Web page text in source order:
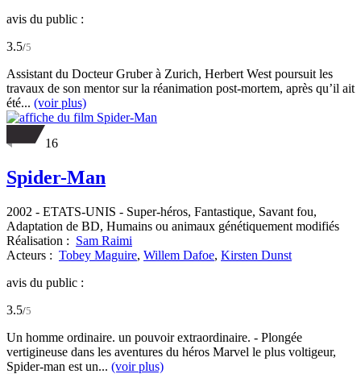
avis du public :
3.5/5
Assistant du Docteur Gruber à Zurich, Herbert West poursuit les
travaux de son mentor sur la réanimation post-mortem, après qu’il ait
été... (voir plus)
16
Spider-Man
2002 - ETATS-UNIS - Super-héros, Fantastique, Savant fou,
Adaptation de BD, Humains ou animaux génétiquement modifiés
Réalisation : Sam Raimi
Acteurs : Tobey Maguire, Willem Dafoe, Kirsten Dunst
avis du public :
3.5/5
Un homme ordinaire. un pouvoir extraordinaire. - Plongée
vertigineuse dans les aventures du héros Marvel le plus voltigeur,
Spider-man est un... (voir plus)